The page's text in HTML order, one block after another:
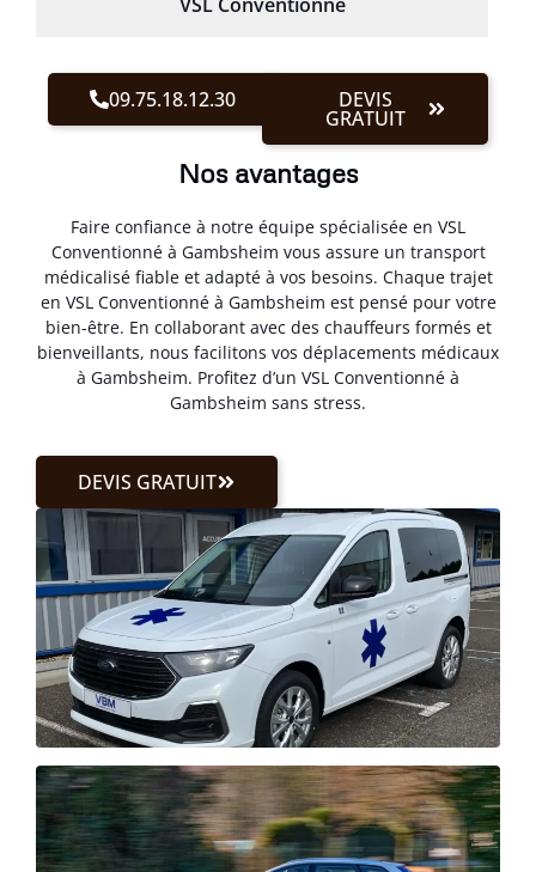
09.75.18.12.30 DEVIS
GRATUIT
Nos avantages
Faire confiance à notre équipe spécialisée en VSL
Conventionné à Gambsheim vous assure un transport
médicalisé fiable et adapté à vos besoins. Chaque trajet
en VSL Conventionné à Gambsheim est pensé pour votre
bien-être. En collaborant avec des chauffeurs formés et
bienveillants, nous facilitons vos déplacements médicaux
à Gambsheim. Profitez d’un VSL Conventionné à
Gambsheim sans stress.
DEVIS GRATUIT